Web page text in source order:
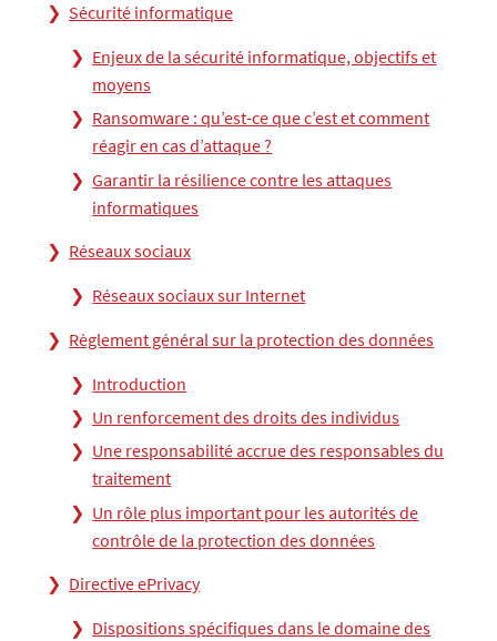
Sécurité informatique
Enjeux de la sécurité informatique, objectifs et
moyens
Ransomware : qu’est-ce que c’est et comment
réagir en cas d’attaque ?
Garantir la résilience contre les attaques
informatiques
Réseaux sociaux
Réseaux sociaux sur Internet
Règlement général sur la protection des données
Introduction
Un renforcement des droits des individus
Une responsabilité accrue des responsables du
traitement
Un rôle plus important pour les autorités de
contrôle de la protection des données
Directive ePrivacy
Dispositions spécifiques dans le domaine des